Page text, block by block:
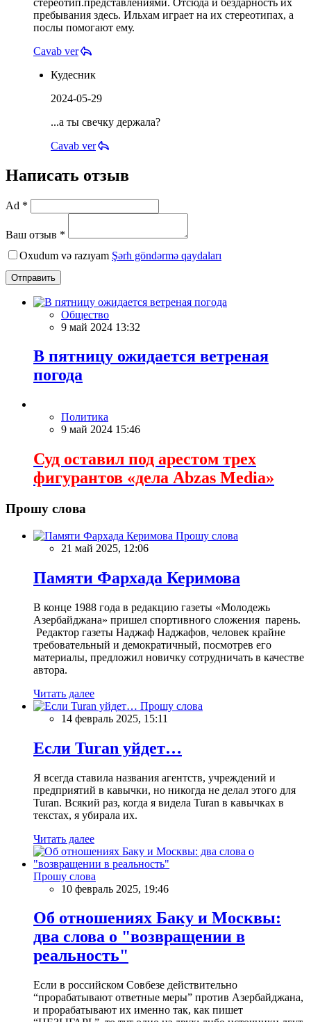
пребывания здесь. Ильхам играет на их стереотипах, а
послы помогают ему.
Cavab ver
Кудесник
2024-05-29
...а ты свечку держала?
Cavab ver
Написать отзыв
Ad *
Ваш отзыв *
Oxudum və razıyam Şərh göndərmə qaydaları
Отправить
Общество
9 май 2024 13:32
В пятницу ожидается ветреная
погода
Политика
9 май 2024 15:46
Суд оставил под арестом трех
фигурантов «дела Abzas Media»
Прошу слова
Прошу слова
21 май 2025, 12:06
Памяти Фархада Керимова
В конце 1988 года в редакцию газеты «Молодежь
Азербайджана» пришел спортивного сложения парень.
Редактор газеты Наджаф Наджафов, человек крайне
требовательный и демократичный, посмотрев его
материалы, предложил новичку сотрудничать в качестве
автора.
Читать далее
Прошу слова
14 февраль 2025, 15:11
Если Turan уйдет…
Я всегда ставила названия агентств, учреждений и
предприятий в кавычки, но никогда не делал этого для
Turan. Всякий раз, когда я видела Turan в кавычках в
текстах, я убирала их.
Читать далее
Прошу слова
10 февраль 2025, 19:46
Об отношениях Баку и Москвы:
два слова о "возвращении в
реальность"
Если в российском Совбезе действительно
“прорабатывают ответные меры” против Азербайджана,
и прорабатывают их именно так, как пишет